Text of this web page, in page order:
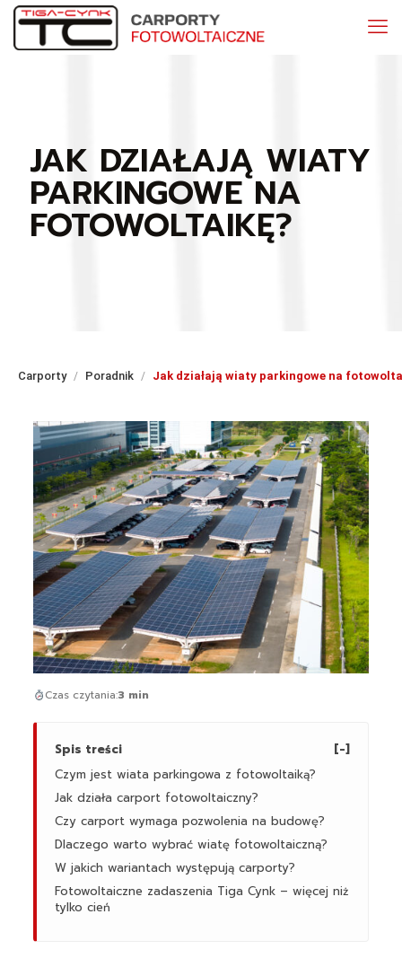
JAK DZIAŁAJĄ WIATY
PARKINGOWE NA
FOTOWOLTAIKĘ?
Carporty / Poradnik / Jak działają wiaty parkingowe na
Czas czytania:3 min
Spis treści
[-]
Czym jest wiata parkingowa z fotowoltaiką?
Jak działa carport fotowoltaiczny?
Czy carport wymaga pozwolenia na budowę?
Dlaczego warto wybrać wiatę fotowoltaiczną?
W jakich wariantach występują carporty?
Fotowoltaiczne zadaszenia Tiga Cynk – więcej niż
tylko cień